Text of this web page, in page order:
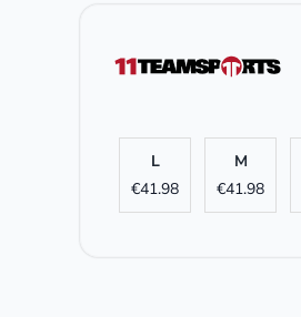
L
€41.98
M
€41.98